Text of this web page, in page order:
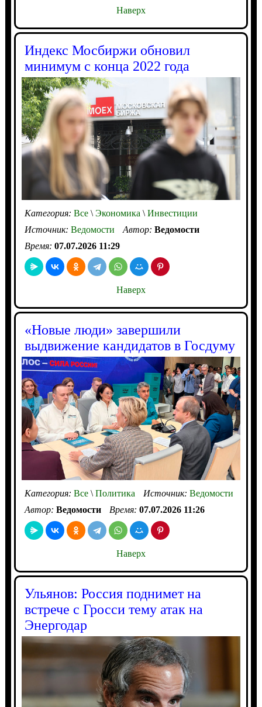
Наверх
Индекс Мосбиржи обновил
минимум с конца 2022 года
Категория: Все\Экономика\Инвестиции
Источник: Ведомости Автор: Ведомости
Время: 07.07.2026 11:29
Наверх
«Новые люди» завершили
выдвижение кандидатов в Госдуму
Категория: Все\Политика Источник: Ведомости
Автор: Ведомости Время: 07.07.2026 11:26
Наверх
Ульянов: Россия поднимет на
встрече с Гросси тему атак на
Энергодар